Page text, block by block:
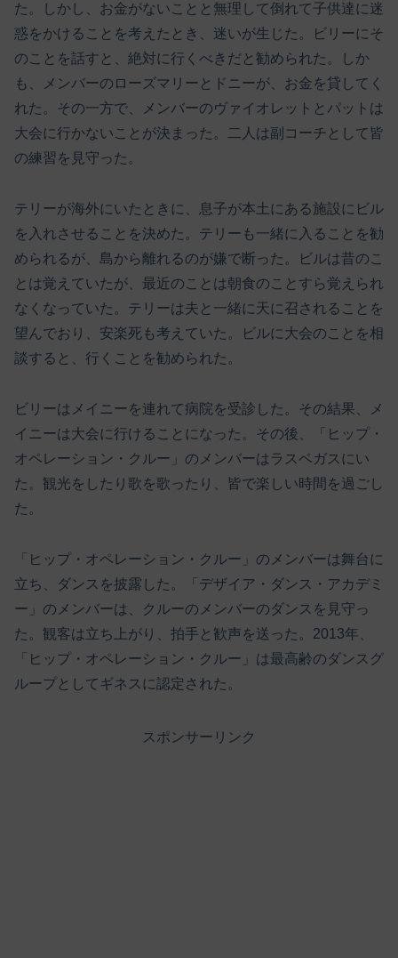
た。しかし、お金がないことと無理して倒れて子供達に迷
惑をかけることを考えたとき、迷いが生じた。ビリーにそ
のことを話すと、絶対に行くべきだと勧められた。しか
も、メンバーのローズマリーとドニーが、お金を貸してく
れた。その一方で、メンバーのヴァイオレットとパットは
大会に行かないことが決まった。二人は副コーチとして皆
の練習を見守った。
テリーが海外にいたときに、息子が本土にある施設にビル
を入れさせることを決めた。テリーも一緒に入ることを勧
められるが、島から離れるのが嫌で断った。ビルは昔のこ
とは覚えていたが、最近のことは朝食のことすら覚えられ
なくなっていた。テリーは夫と一緒に天に召されることを
望んでおり、安楽死も考えていた。ビルに大会のことを相
談すると、行くことを勧められた。
ビリーはメイニーを連れて病院を受診した。その結果、メ
イニーは大会に行けることになった。その後、「ヒップ・
オペレーション・クルー」のメンバーはラスベガスにい
た。観光をしたり歌を歌ったり、皆で楽しい時間を過ごし
た。
「ヒップ・オペレーション・クルー」のメンバーは舞台に
立ち、ダンスを披露した。「デザイア・ダンス・アカデミ
ー」のメンバーは、クルーのメンバーのダンスを見守っ
た。観客は立ち上がり、拍手と歓声を送った。2013年、
「ヒップ・オペレーション・クルー」は最高齢のダンスグ
ループとしてギネスに認定された。
スポンサーリンク